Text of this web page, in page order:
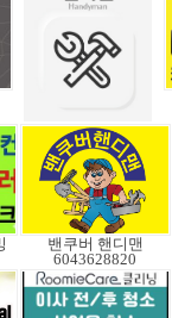
밴쿠버 핸디맨
6043628820